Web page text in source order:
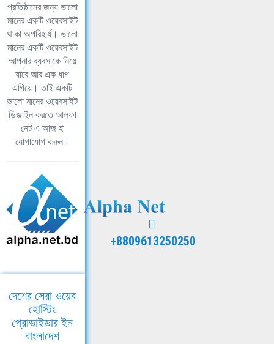
প্রতিষ্ঠানের জন্য ভালো
মানের একটি ওয়েবসাইট
থাকা অপরিহার্য। ভালো
মানের একটি ওয়েবসাইট
আপনার ব্যবসাকে নিয়ে
যাবে আর এক ধাপ
এগিয়ে। তাই একটি
ভালো মানের ওয়েবসাইট
ডিজাইন করতে আলফা
নেট এ আজ ই
যোগাযোগ করুন।
+8809613250250
দেশের সেরা ওয়েব
হোস্টিং
প্রোভাইডার ইন
বাংলাদেশ